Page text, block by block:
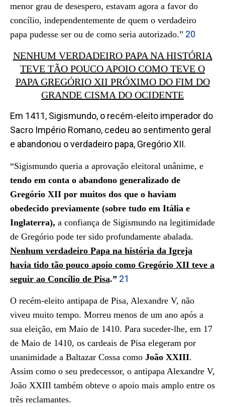
menor grau de desespero, estavam agora a favor do
concílio, independentemente de quem o verdadeiro
papa pudesse ser ou de como seria autorizado.” 20
NENHUM VERDADEIRO PAPA NA HISTÓRIA
TEVE TÃO POUCO APOIO COMO TEVE O
PAPA GREGÓRIO XII PRÓXIMO DO FIM DO
GRANDE CISMA DO OCIDENTE
Em 1411, Sigismundo, o recém-eleito imperador do
Sacro Império Romano, cedeu ao sentimento geral
e abandonou o verdadeiro papa, Gregório XII.
“Sigismundo queria a aprovação eleitoral unânime, e
tendo em conta o abandono generalizado de
Gregório XII por muitos dos que o haviam
obedecido previamente (sobre tudo em Itália e
Inglaterra), a confiança de Sigismundo na legitimidade
de Gregório pode ter sido profundamente abalada.
Nenhum verdadeiro Papa na história da Igreja
havia tido tão pouco apoio como Gregório XII teve a
seguir ao Concílio de Pisa.” 21
O recém-eleito antipapa de Pisa, Alexandre V, não
viveu muito tempo. Morreu menos de um ano após a
sua eleição, em Maio de 1410. Para suceder-lhe, em 17
de Maio de 1410, os cardeais de Pisa elegeram por
unanimidade a Baltazar Cossa como João XXIII.
Assim como o seu predecessor, o antipapa Alexandre V,
João XXIII também obteve o apoio mais amplo entre os
três reclamantes.